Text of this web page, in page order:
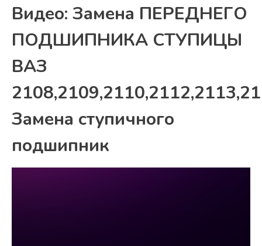
Видео: Замена ПЕРЕДНЕГО
ПОДШИПНИКА СТУПИЦЫ
ВАЗ
Замена ступичного
подшипник